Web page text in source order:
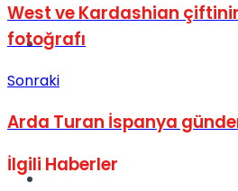
Müzik
West ve Kardashian
fotoğrafı
Sonraki
Arda Turan İspanya
İlgili Haberler